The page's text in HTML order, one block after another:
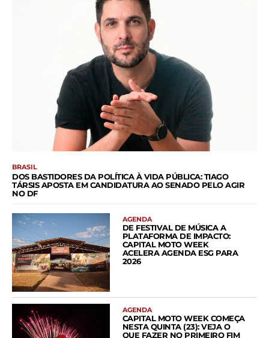
BRASIL
DOS BASTIDORES DA POLÍTICA À VIDA PÚBLICA: TIAGO
TÁRSIS APOSTA EM CANDIDATURA AO SENADO PELO AGIR
NO DF
AGENDA
DE FESTIVAL DE MÚSICA A
PLATAFORMA DE IMPACTO:
CAPITAL MOTO WEEK
ACELERA AGENDA ESG PARA
2026
AGENDA
CAPITAL MOTO WEEK COMEÇA
NESTA QUINTA (23): VEJA O
QUE FAZER NO PRIMEIRO FIM